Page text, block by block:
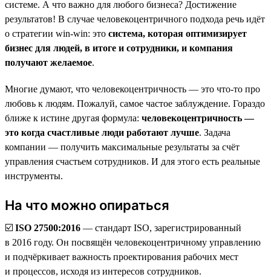
системе. А что важно для любого бизнеса? Достижение
результатов! В случае человекоцентричного подхода речь идёт
о стратегии win-win: это система, которая оптимизирует
бизнес для людей, в итоге и сотрудники, и компания
получают желаемое.
Многие думают, что человекоцентричность — это что-то про
любовь к людям. Пожалуй, самое частое заблуждение. Гораздо
ближе к истине другая формула: человекоцентричность —
это когда счастливые люди работают лучше. Задача
компании — получить максимальные результаты за счёт
управления счастьем сотрудников. И для этого есть реальные
инструменты.
На что можно опираться
☑️ ISO 27500:2016 — стандарт ISO, зарегистрированный
в 2016 году. Он посвящён человекоцентричному управлению
и подчёркивает важность проектирования рабочих мест
и процессов, исходя из интересов сотрудников.